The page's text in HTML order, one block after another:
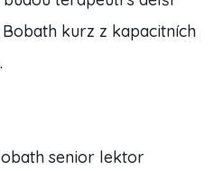
kurz z kapacitních
senior lektor